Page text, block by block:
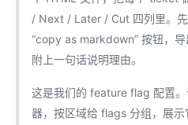
/ Next / Later / Cut 四列里。
“copy as markdown” 按钮，
附上一句话说明理由。
这是我们的 feature flag 配置
器，按区域给 flags 分组，展